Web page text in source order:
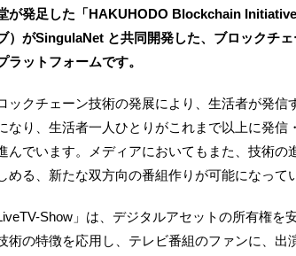
が発足した「HAKUHODO Blockchain
）がSingulaNet と共同開発した、ブロックチ
ラットフォームです。
ックチェーン技術の発展により、生活者が発信
なり、生活者一人ひとりがこれまで以上に発信
んでいます。メディアにおいてもまた、技術の
める、新たな双方向の番組作りが可能になって
LiveTV-Show」は、デジタルアセットの所有権
術の特徴を応用し、テレビ番組のファンに、